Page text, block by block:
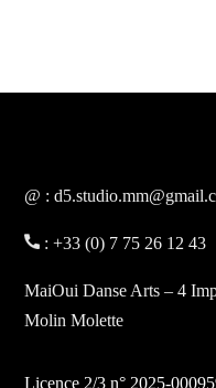
@ :
: +33 (0) 7 75 26 12 43
MaiOui Danse Arts – 4
Molin Molette
Licence 2/3 n° 2025-